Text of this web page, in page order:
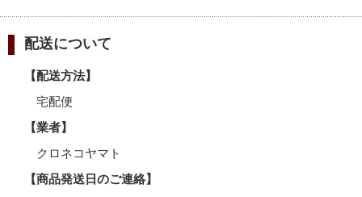
配送について
【配送方法】
宅配便
【業者】
クロネコヤマト
【商品発送日のご連絡】